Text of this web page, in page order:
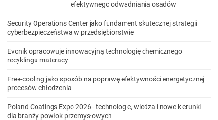
efektywnego odwadniania osadów
Security Operations Center jako fundament skutecznej strategii
cyberbezpieczeństwa w przedsiębiorstwie
Evonik opracowuje innowacyjną technologię chemicznego
recyklingu materacy
Free-cooling jako sposób na poprawę efektywności energetycznej
procesów chłodzenia
Poland Coatings Expo 2026 - technologie, wiedza i nowe kierunki
dla branży powłok przemysłowych